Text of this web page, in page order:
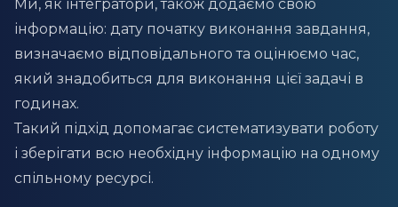
Ми, як інтегратори, також додаємо свою
інформацію: дату початку виконання завдання,
визначаємо відповідального та оцінюємо час,
який знадобиться для виконання цієї задачі в
годинах.
Такий підхід допомагає систематизувати роботу
і зберігати всю необхідну інформацію на одному
спільному ресурсі.